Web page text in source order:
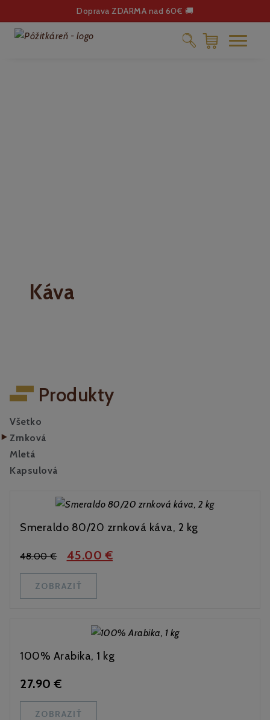
Doprava ZDARMA nad 60€ 🚚
Káva
Produkty
Všetko
Zrnková
Mletá
Kapsulová
Smeraldo 80/20 zrnková káva, 2 kg
48.00 € 45.00 €
ZOBRAZIŤ
100% Arabika, 1 kg
27.90 €
ZOBRAZIŤ